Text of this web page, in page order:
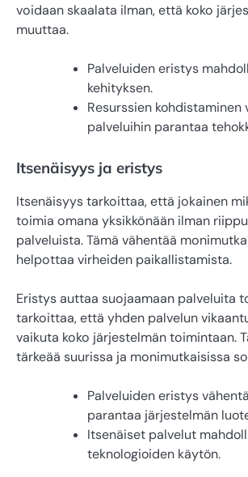
voidaan skaalata ilman, että koko
muuttaa.
Palveluiden eristys
kehityksen.
Resurssien
palveluihin parantaa
Itsenäisyys ja eristys
Itsenäisyys tarkoittaa, että jokainen
toimia omana yksikkönään ilman
palveluista. Tämä vähentää
helpottaa virheiden paikallistamista.
Eristys auttaa suojaamaan palveluita
tarkoittaa, että yhden palvelun
vaikuta koko järjestelmän toimintaan.
tärkeää suurissa ja monimutkaisissa
Palveluiden eristys
parantaa järjestelmän
Itsenäiset palvelut
teknologioiden käytön.